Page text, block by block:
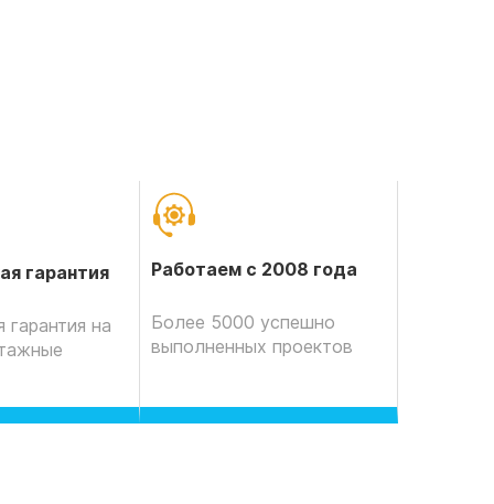
гарантия
гарантия на
Работаем с 2008 года
Более 5000 успешно
выполненных проектов